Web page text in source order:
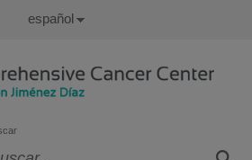
Idioma
Español